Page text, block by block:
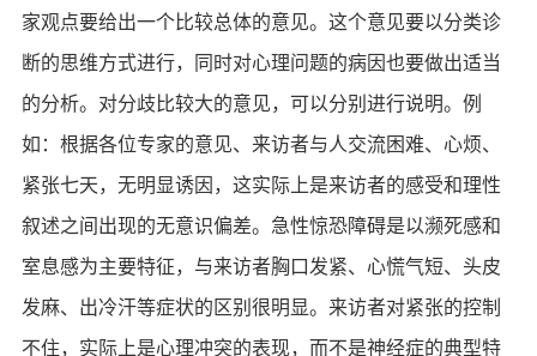
家观点要给出一个比较总体的意见。这个意见要以分类诊
断的思维方式进行，同时对心理问题的病因也要做出适当
的分析。对分歧比较大的意见，可以分别进行说明。例
如：根据各位专家的意见、来访者与人交流困难、心烦、
紧张七天，无明显诱因，这实际上是来访者的感受和理性
叙述之间出现的无意识偏差。急性惊恐障碍是以濒死感和
室息感为主要特征，与来访者胸口发紧、心慌气短、头皮
发麻、出冷汗等症状的区别很明显。来访者对紧张的控制
不住，实际上是心理冲突的表现，而不是神经症的典型特